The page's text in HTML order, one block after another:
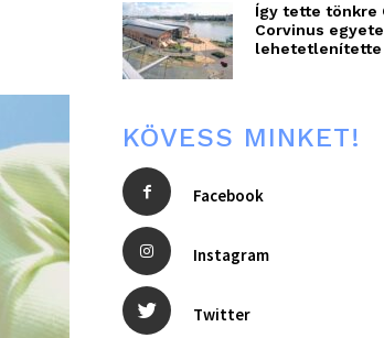
Így tette tönkre
Corvinus
lehetetlenítette
KÖVESS MINKET!
Facebook
Instagram
Twitter